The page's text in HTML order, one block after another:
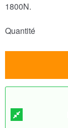
1800N.
Quantité